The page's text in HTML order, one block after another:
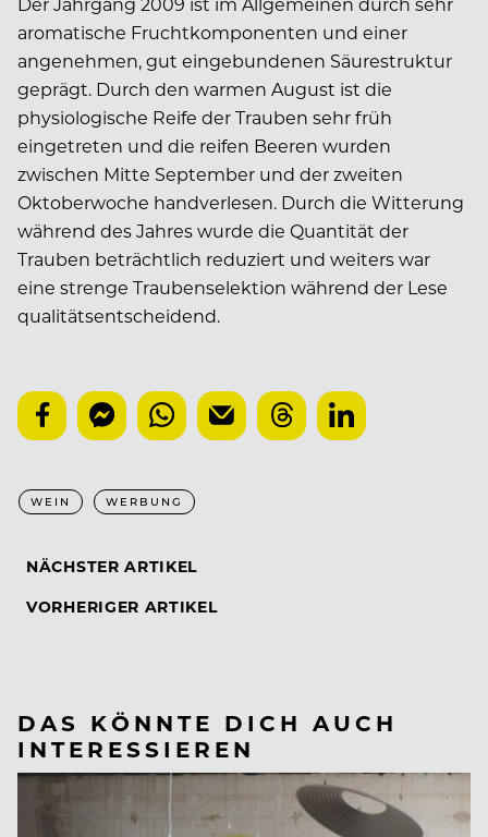
aromatische Fruchtkomponenten und einer
angenehmen, gut eingebundenen Säurestruktur
geprägt. Durch den warmen August ist die
physiologische Reife der Trauben sehr früh
eingetreten und die reifen Beeren wurden
zwischen Mitte September und der zweiten
Oktoberwoche handverlesen. Durch die Witterung
während des Jahres wurde die Quantität der
Trauben beträchtlich reduziert und weiters war
eine strenge Traubenselektion während der Lese
qualitätsentscheidend.
WEIN WERBUNG
NÄCHSTER ARTIKEL
VORHERIGER ARTIKEL
DAS KÖNNTE DICH AUCH
INTERESSIEREN